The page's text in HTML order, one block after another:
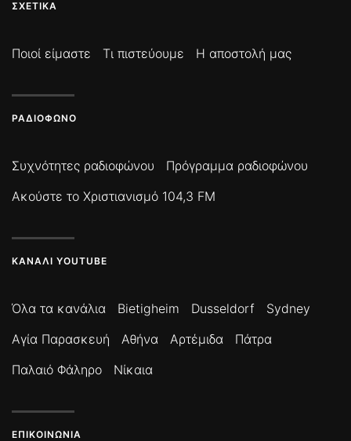
ΣΧΕΤΙΚΆ
Ποιοί είμαστε Τι πιστεύουμε Η αποστολή μας
ΡΑΔΙΌΦΩΝΟ
Συχνότητες ραδιοφώνου
Πρόγραμμα ραδιοφώνου
Ακούστε το Χριστιανισμό 104,3 FM
ΚΑΝΆΛΙ YOUTUBE
Όλα τα κανάλια Bietigheim Dusseldorf
Sydney
Αγία Παρασκευή
Αθήνα Αρτέμιδα
Πάτρα
Παλαιό Φάληρο
Νίκαια
ΕΠΙΚΟΙΝΩΝΊΑ